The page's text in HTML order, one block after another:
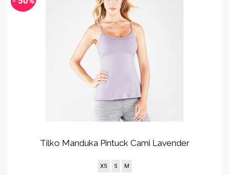
Tílko Manduka Pintuck Cami Lavender
XS S M